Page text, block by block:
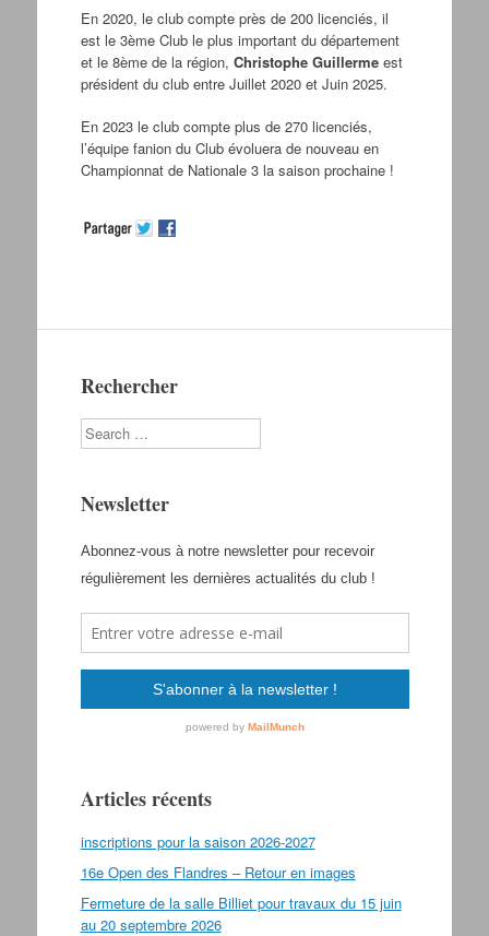
En 2020, le club compte près de 200 licenciés, il
est le 3ème Club le plus important du département
et le 8ème de la région, Christophe Guillermeest
président du club entre Juillet 2020 et Juin 2025.
En 2023 le club compte plus de 270 licenciés,
l’équipe fanion du Club évoluera de nouveau en
Championnat de Nationale 3 la saison prochaine !
Rechercher
Search
Newsletter
Articles récents
inscriptions pour la saison 2026-2027
16e Open des Flandres – Retour en images
Fermeture de la salle Billiet pour travaux du 15 juin
au 20 septembre 2026